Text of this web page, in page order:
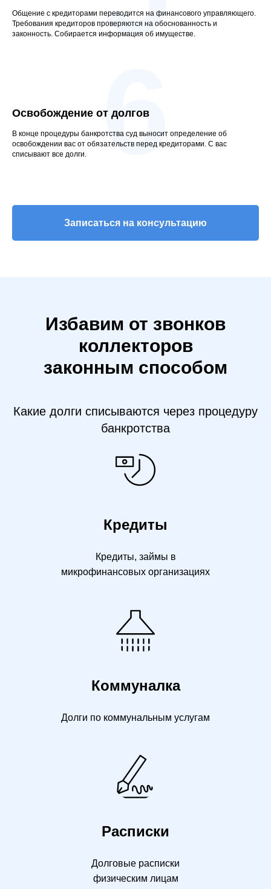
Общение с кредиторами переводится на финансового управляющего.
Требования кредиторов проверяются на обоснованность и
законность. Собирается информация об имуществе.
Освобождение от долгов
В конце процедуры банкротства суд выносит определение об
освобождении вас от обязательств перед кредиторами. С вас
списывают все долги.
6
Записаться на консультацию
Избавим от звонков
коллекторов
законным способом
Какие долги списываются через процедуру
банкротства
Кредиты
Кредиты, займы в
микрофинансовых организациях
Коммуналка
Долги по коммунальным услугам
Расписки
Долговые расписки
физическим лицам